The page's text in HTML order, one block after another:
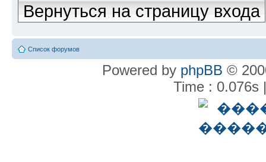
Вернуться на страницу входа
Список форумов
Powered by phpBB ©
Time : 0.076s